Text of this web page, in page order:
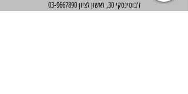
ז'בוטינסקי 30, ראשון לציון 03-9667890